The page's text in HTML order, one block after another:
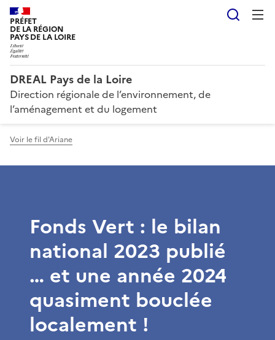
PRÉFET
DE LA RÉGION
PAYS DE LA LOIRE
DREAL Pays de la Loire
Direction régionale de l’environnement, de
l’aménagement et du logement
Voir le fil d'Ariane
Fonds Vert : le bilan
national 2023 publié
… et une année 2024
quasiment bouclée
localement !